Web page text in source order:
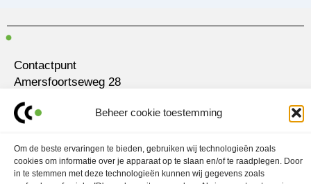
Beheer cookie toestemming
Om de beste ervaringen te bieden, gebruiken wij technologieën zoals
cookies om informatie over je apparaat op te slaan en/of te raadplegen. Door
in te stemmen met deze technologieën kunnen wij gegevens zoals
Contactpunt
Amersfoortseweg 28
contact@ubo.agency
L
I